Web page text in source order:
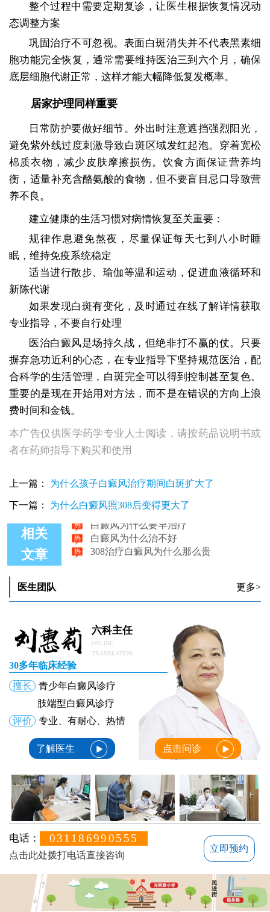
整个过程中需要定期复诊，让医生根据恢复情况动
态调整方案
巩固治疗不可忽视。表面白斑消失并不代表黑素细
胞功能完全恢复，通常需要维持医治三到六个月，确保
底层细胞代谢正常，这样才能大幅降低复发概率。
居家护理同样重要
日常防护要做好细节。外出时注意遮挡强烈阳光，
避免紫外线过度刺激导致白斑区域发红起泡。穿着宽松
棉质衣物，减少皮肤摩擦损伤。饮食方面保证营养均
衡，适量补充含酪氨酸的食物，但不要盲目忌口导致营
养不良。
建立健康的生活习惯对病情恢复至关重要：
规律作息避免熬夜，尽量保证每天七到八小时睡
眠，维持免疫系统稳定
适当进行散步、瑜伽等温和运动，促进血液循环和
新陈代谢
如果发现白斑有变化，及时通过在线了解详情获取
专业指导，不要自行处理
医治白癜风是场持久战，但绝非打不赢的仗。只要
摒弃急功近利的心态，在专业指导下坚持规范医治，配
合科学的生活管理，白斑完全可以得到控制甚至复色。
重要的是现在开始用对方法，而不是在错误的方向上浪
费时间和金钱。
本广告仅供医学药学专业人士阅读，请按药品说明书或
者在药师指导下购买和使用
上一篇： 为什么孩子白癜风治疗期间白斑扩大了
下一篇： 为什么白癜风照308后变得更大了
相关
文章
医师讲说：白癜风为什么越治疗越严酷
白癜风为什么会发痒
白癜风为什么要早治疗
白癜风为什么治不好
308治疗白癜风为什么那么贵
医生团队 更多>
六科主任
ONLINE
TRANSLATION
30多年临床经验
擅长
青少年白癜风诊疗
肢端型白癜风诊疗
评价
专业、有耐心、热情
了解医生 点击问诊
电话： 031186990555
点击此处拨打电话直接咨询
立即预约